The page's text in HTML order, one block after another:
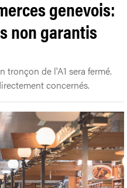
genevois:
non garantis
tronçon de l'A1 sera fermé.
concernés.